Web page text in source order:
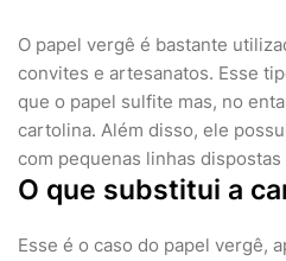
O papel vergê é bastante
convites e artesanatos. Esse
que o papel sulfite mas, no
cartolina. Além disso, ele
com pequenas linhas dispostas
O que substitui a
Esse é o caso do papel vergê,